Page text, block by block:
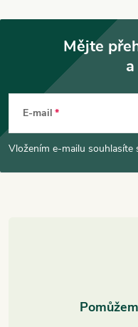
p
Mějte
E-mail
Vložením e-mailu souhlasíte